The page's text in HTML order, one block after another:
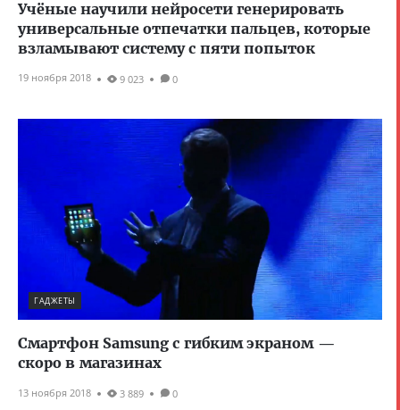
Учёные научили нейросети генерировать
универсальные отпечатки пальцев, которые
взламывают систему с пяти попыток
19 ноября 2018 9 023 0
ГАДЖЕТЫ
Смартфон Samsung с гибким экраном —
скоро в магазинах
13 ноября 2018 3 889 0